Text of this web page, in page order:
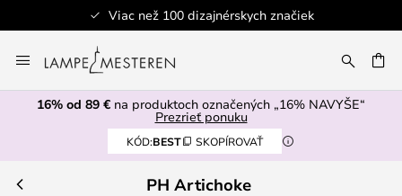
Viac než 100 dizajnérskych značiek
to
Content
16% od 89 € na produktoch označených „16% NAVYŠE“
Prezrieť ponuku
KÓD:BEST SKOPÍROVAŤ
PH Artichoke